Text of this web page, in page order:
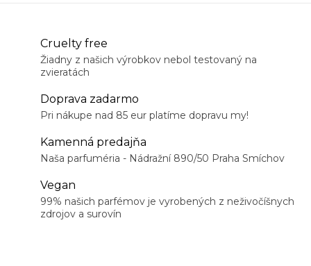
Cruelty free
Žiadny z našich výrobkov nebol testovaný na
zvieratách
Doprava zadarmo
Pri nákupe nad 85 eur platíme dopravu my!
Kamenná predajňa
Naša parfuméria - Nádražní 890/50 Praha Smíchov
Vegan
99% našich parfémov je vyrobených z neživočíšnych
zdrojov a surovín